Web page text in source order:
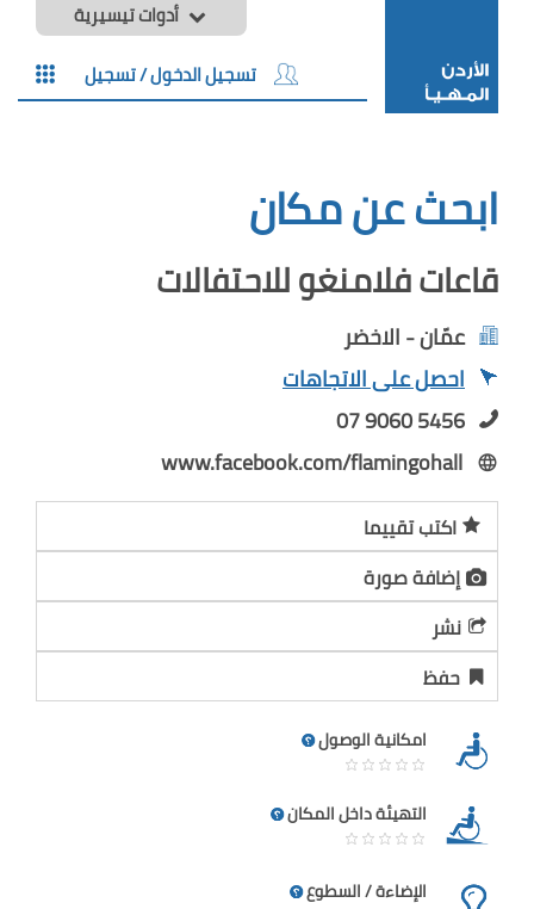
أدوات تيسيرية
تسجيل الدخول / تسجيل
ابحث عن مكان
قاعات فلامنغو للاحتفالات
عمّان - الاخضر
احصل على الاتجاهات
07 9060 5456
www.facebook.com/flamingohall
اكتب تقييما
إضافة صورة
نشر
حفظ
امكانية الوصول
التهيئة داخل المكان
الإضاءة / السطوع